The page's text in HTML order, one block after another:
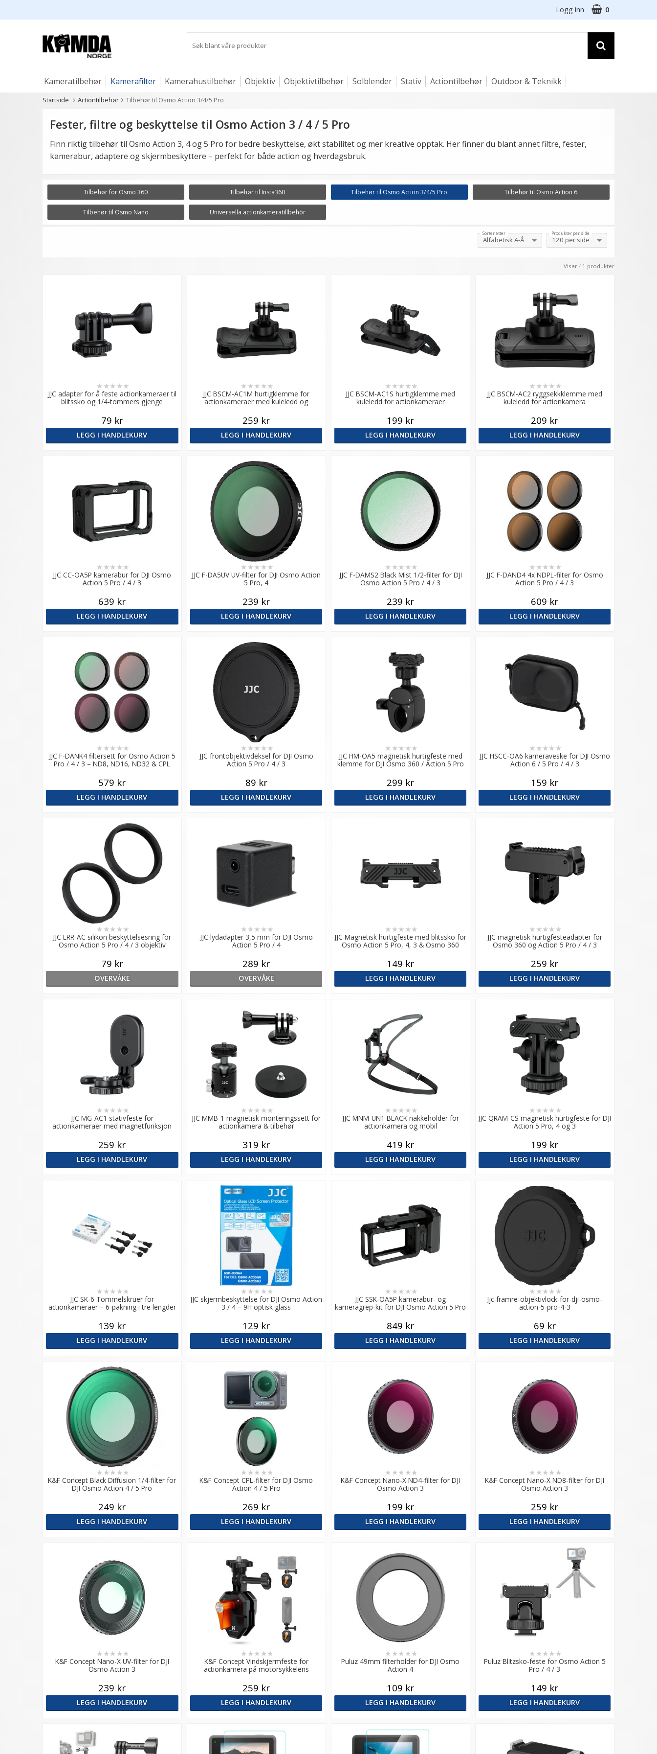
Logg inn 0
Kameratilbehør Kamerafilter Kamerahustilbehør Objektiv Objektivtilbehør Solblender Stativ Actiontilbehør Outdoor & Teknikk
Studio og lys
Startside Actiontilbehør Tilbehør til Osmo Action 3/4/5 Pro
Fester, filtre og beskyttelse til Osmo Action 3 / 4 / 5 Pro
Finn riktig tilbehør til Osmo Action 3, 4 og 5 Pro for bedre beskyttelse, økt stabilitet og mer kreative opptak. Her finner du blant annet filtre, fester,
kamerabur, adaptere og skjermbeskyttere – perfekt for både action og hverdagsbruk.
Tilbehør for Osmo 360 Tilbehør til Insta360 Tilbehør til Osmo Action 3/4/5 Pro Tilbehør til Osmo Action 6
Tilbehør til Osmo Nano Universella actionkameratillbehör
Sorter etter Produkter per side
Visar 41 produkter
JJC adapter for å feste actionkameraer til
blitssko og 1/4-tommers gjenge
★ ★★ ★★
79 kr
LEGG I HANDLEKURV
JJC BSCM-AC1M hurtigklemme for
actionkameraer med kuleledd og
★ ★★ ★★
259 kr
LEGG I HANDLEKURV
JJC BSCM-AC1S hurtigklemme med
kuleledd for actionkameraer
★ ★★ ★★
199 kr
LEGG I HANDLEKURV
JJC BSCM-AC2 ryggsekkklemme med
kuleledd for actionkamera
★ ★★★ ★
209 kr
LEGG I HANDLEKURV
JJC CC-OA5P kamerabur for DJI Osmo
Action 5 Pro / 4 / 3
★ ★★ ★★
639 kr
LEGG I HANDLEKURV
JJC F-DA5UV UV-filter for DJI Osmo Action
5 Pro, 4
★ ★★ ★★
239 kr
LEGG I HANDLEKURV
JJC F-DAMS2 Black Mist 1/2-filter for DJI
Osmo Action 5 Pro / 4 / 3
★ ★★ ★★
239 kr
LEGG I HANDLEKURV
JJC F-DAND4 4x NDPL-filter for Osmo
Action 5 Pro / 4 / 3
★ ★★★ ★
609 kr
LEGG I HANDLEKURV
JJC F-DANK4 filtersett for Osmo Action 5
Pro / 4 / 3 – ND8, ND16, ND32 & CPL
★ ★★ ★★
579 kr
LEGG I HANDLEKURV
JJC frontobjektivdeksel for DJI Osmo
Action 5 Pro / 4 / 3
★ ★★ ★★
89 kr
LEGG I HANDLEKURV
JJC HM-OA5 magnetisk hurtigfeste med
klemme for DJI Osmo 360 / Action 5 Pro
★ ★★ ★★
299 kr
LEGG I HANDLEKURV
JJC HSCC-OA6 kameraveske for DJI Osmo
Action 6 / 5 Pro / 4 / 3
★ ★★★ ★
159 kr
LEGG I HANDLEKURV
JJC LRR-AC silikon beskyttelsesring for
Osmo Action 5 Pro / 4 / 3 objektiv
★ ★★ ★★
79 kr
OVERVÅKE
JJC lydadapter 3,5 mm for DJI Osmo
Action 5 Pro / 4
★ ★★ ★★
289 kr
OVERVÅKE
JJC Magnetisk hurtigfeste med blitssko for
Osmo Action 5 Pro, 4, 3 & Osmo 360
★ ★★ ★★
149 kr
LEGG I HANDLEKURV
JJC magnetisk hurtigfesteadapter for
Osmo 360 og Action 5 Pro / 4 / 3
★ ★★★ ★
259 kr
LEGG I HANDLEKURV
JJC MG-AC1 stativfeste for
actionkameraer med magnetfunksjon
★ ★★ ★★
259 kr
LEGG I HANDLEKURV
JJC MMB-1 magnetisk monteringssett for
actionkamera & tilbehør
★ ★★ ★★
319 kr
LEGG I HANDLEKURV
JJC MNM-UN1 BLACK nakkeholder for
actionkamera og mobil
★ ★★ ★★
419 kr
LEGG I HANDLEKURV
JJC QRAM-CS magnetisk hurtigfeste for DJI
Action 5 Pro, 4 og 3
★ ★★★ ★
199 kr
LEGG I HANDLEKURV
JJC SK-6 Tommelskruer for
actionkameraer – 6-pakning i tre lengder
★ ★★ ★★
139 kr
LEGG I HANDLEKURV
JJC skjermbeskyttelse for DJI Osmo Action
3 / 4 – 9H optisk glass
★ ★★ ★★
129 kr
LEGG I HANDLEKURV
JJC SSK-OA5P kamerabur- og
kameragrep-kit for DJI Osmo Action 5 Pro
★ ★★ ★★
849 kr
LEGG I HANDLEKURV
Jjc-framre-objektivlock-for-dji-osmo-
action-5-pro-4-3
★ ★★★ ★
69 kr
LEGG I HANDLEKURV
K&F Concept Black Diffusion 1/4-filter for
DJI Osmo Action 4 / 5 Pro
★ ★★ ★★
249 kr
LEGG I HANDLEKURV
K&F Concept CPL-filter for DJI Osmo
Action 4 / 5 Pro
★ ★★ ★★
269 kr
LEGG I HANDLEKURV
K&F Concept Nano-X ND4-filter for DJI
Osmo Action 3
★ ★★ ★★
199 kr
LEGG I HANDLEKURV
K&F Concept Nano-X ND8-filter for DJI
Osmo Action 3
★ ★★★ ★
259 kr
LEGG I HANDLEKURV
K&F Concept Nano-X UV-filter for DJI
Osmo Action 3
★ ★★ ★★
239 kr
LEGG I HANDLEKURV
K&F Concept Vindskjermfeste for
actionkamera på motorsykkelens
vindskjerm
★ ★★ ★★
259 kr
LEGG I HANDLEKURV
Puluz 49mm filterholder for DJI Osmo
Action 4
★ ★★ ★★
109 kr
LEGG I HANDLEKURV
Puluz Blitzsko-feste for Osmo Action 5
Pro / 4 / 3
★ ★★★ ★
149 kr
LEGG I HANDLEKURV